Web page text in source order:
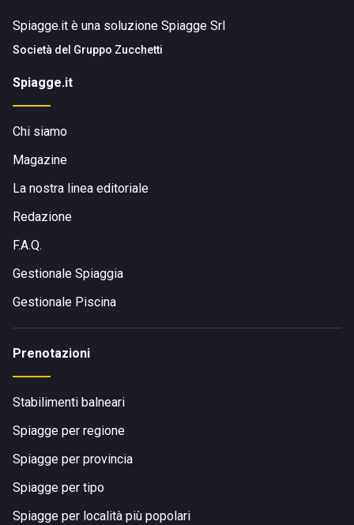
Spiagge.it è una soluzione Spiagge Srl
Società del Gruppo Zucchetti
Spiagge.it
Chi siamo
Magazine
La nostra linea editoriale
Redazione
F.A.Q.
Gestionale Spiaggia
Gestionale Piscina
Prenotazioni
Stabilimenti balneari
Spiagge per regione
Spiagge per provincia
Spiagge per tipo
Spiagge per località più popolari